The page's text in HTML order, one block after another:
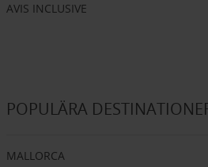
AVIS INCLUSIVE
POPULÄRA
MALLORCA